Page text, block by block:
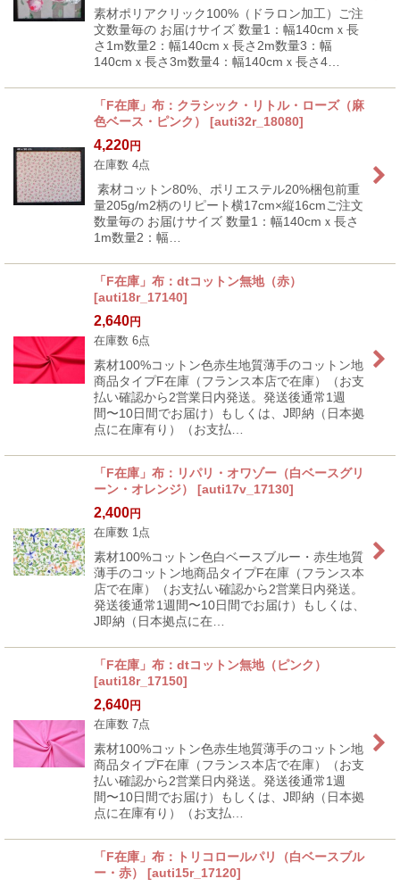
絞り込む
素材ポリアクリック100%（ドラロン加工）ご注
文数量毎の お届けサイズ 数量1：幅140cmｘ長
さ1m数量2：幅140cmｘ長さ2m数量3：幅
140cmｘ長さ3m数量4：幅140cmｘ長さ4…
「F在庫」布：クラシック・リトル・ローズ（麻
色ベース・ピンク）
[auti32r_18080]
4,220円
在庫数 4点
素材コットン80%、ポリエステル20%梱包前重
量205g/m2柄のリピート横17cm×縦16cmご注文
数量毎の お届けサイズ 数量1：幅140cmｘ長さ
1m数量2：幅…
「F在庫」布：dtコットン無地（赤）
[auti18r_17140]
2,640円
在庫数 6点
素材100%コットン色赤生地質薄手のコットン地
商品タイプF在庫（フランス本店で在庫）（お支
払い確認から2営業日内発送。発送後通常1週
間〜10日間でお届け）もしくは、J即納（日本拠
点に在庫有り）（お支払…
「F在庫」布：リパリ・オワゾー（白ベースグリ
ーン・オレンジ）
[auti17v_17130]
2,400円
在庫数 1点
素材100%コットン色白ベースブルー・赤生地質
薄手のコットン地商品タイプF在庫（フランス本
店で在庫）（お支払い確認から2営業日内発送。
発送後通常1週間〜10日間でお届け）もしくは、
J即納（日本拠点に在…
「F在庫」布：dtコットン無地（ピンク）
[auti18r_17150]
2,640円
在庫数 7点
素材100%コットン色赤生地質薄手のコットン地
商品タイプF在庫（フランス本店で在庫）（お支
払い確認から2営業日内発送。発送後通常1週
間〜10日間でお届け）もしくは、J即納（日本拠
点に在庫有り）（お支払…
「F在庫」布：トリコロールパリ（白ベースブル
ー・赤）
[auti15r_17120]